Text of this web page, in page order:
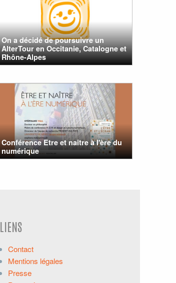
On a décidé de poursuivre un
AlterTour en Occitanie, Catalogne et
Rhône-Alpes
Conférence Etre et naitre à l'ère du
numérique
LIENS
Contact
Mentions légales
Presse